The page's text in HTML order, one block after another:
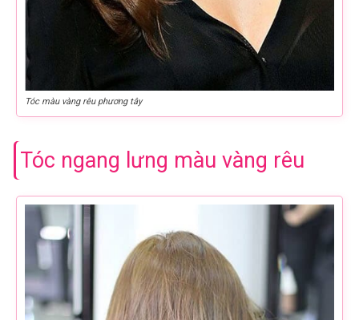
Tóc màu vàng rêu phương tây
Tóc ngang lưng màu vàng rêu